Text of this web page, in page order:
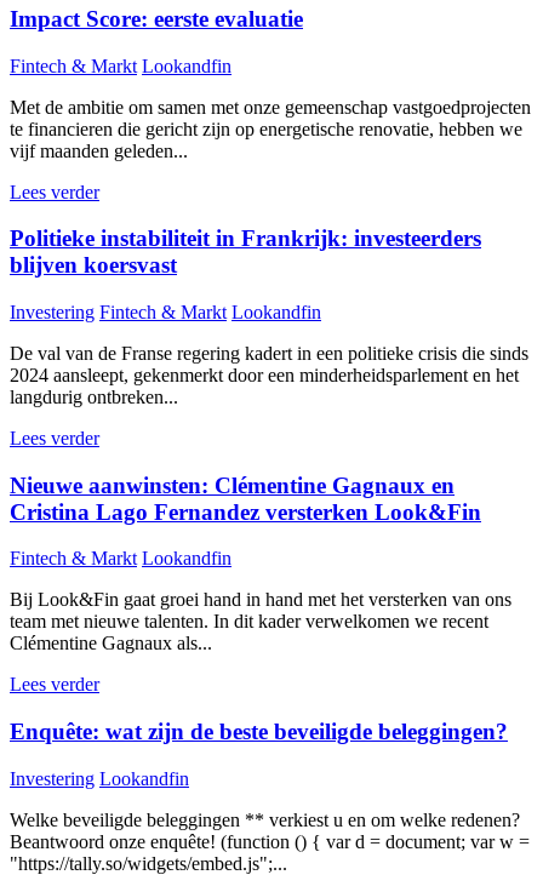
Impact Score: eerste evaluatie
Fintech & Markt Lookandfin
Met de ambitie om samen met onze gemeenschap vastgoedprojecten
te financieren die gericht zijn op energetische renovatie, hebben we
vijf maanden geleden...
Lees verder
Politieke instabiliteit in Frankrijk: investeerders
blijven koersvast
Investering Fintech & Markt Lookandfin
De val van de Franse regering kadert in een politieke crisis die sinds
2024 aansleept, gekenmerkt door een minderheidsparlement en het
langdurig ontbreken...
Lees verder
Nieuwe aanwinsten: Clémentine Gagnaux en
Cristina Lago Fernandez versterken Look&Fin
Fintech & Markt Lookandfin
Bij Look&Fin gaat groei hand in hand met het versterken van ons
team met nieuwe talenten. In dit kader verwelkomen we recent
Clémentine Gagnaux als...
Lees verder
Enquête: wat zijn de beste beveiligde beleggingen?
Investering Lookandfin
Welke beveiligde beleggingen ** verkiest u en om welke redenen?
Beantwoord onze enquête! (function () { var d = document; var w =
"https://tally.so/widgets/embed.js";...